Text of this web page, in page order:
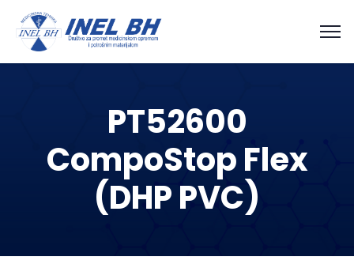
PT52600
CompoStop Flex
(DHP PVC)